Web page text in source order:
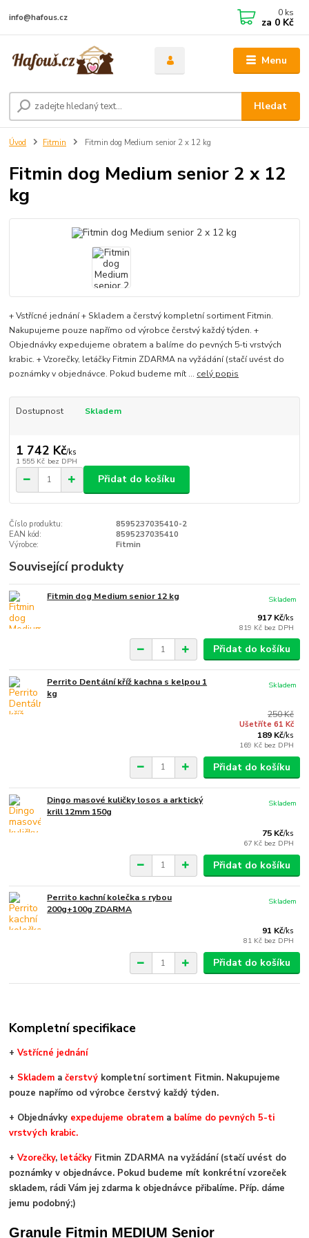
Menu
Hledat
info@hafous.cz 0 ks
za 0 Kč
Úvod Fitmin Fitmin dog Medium senior 2 x 12 kg
Fitmin dog Medium senior 2 x 12
kg
+ Vstřícné jednání + Skladem a čerstvý kompletní sortiment Fitmin.
Nakupujeme pouze napřímo od výrobce čerstvý každý týden. +
Objednávky expedujeme obratem a balíme do pevných 5-ti vrstvých
krabic. + Vzorečky, letáčky Fitmin ZDARMA na vyžádání (stačí uvést do
poznámky v objednávce. Pokud budeme mít ... celý popis
Dostupnost Skladem
1 742 Kč/ks
1 555 Kč bez DPH
Přidat do košíku
Číslo produktu:
8595237035410-2
EAN kód:
8595237035410
Výrobce:
Fitmin
Související produkty
Fitmin dog Medium senior 12 kg
917 Kč/ks
819 Kč bez DPH
Skladem
Přidat do košíku
Perrito Dentální kříž kachna s kelpou 1
kg
250 Kč
Ušetříte 61 Kč
189 Kč/ks
169 Kč bez DPH
Skladem
Přidat do košíku
Dingo masové kuličky losos a arktický
krill 12mm 150g
75 Kč/ks
67 Kč bez DPH
Skladem
Přidat do košíku
Perrito kachní kolečka s rybou
200g+100g ZDARMA
91 Kč/ks
81 Kč bez DPH
Skladem
Přidat do košíku
Kompletní specifikace
+Vstřícné jednání
+ Skladem ačerstvý kompletní sortiment Fitmin. Nakupujeme
pouze napřímo od výrobce čerstvý každý týden.
+ Objednávky expedujeme obratem a balíme do pevných 5-ti
vrstvých krabic.
+Vzorečky, letáčky Fitmin ZDARMA na vyžádání (stačí uvést do
poznámky v objednávce. Pokud budeme mít konkrétní vzoreček
skladem, rádi Vám jej zdarma k objednávce přibalíme. Příp. dáme
jemu podobný;)
Granule Fitmin MEDIUM Senior